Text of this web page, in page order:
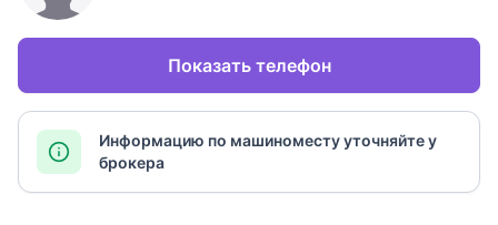
Показать телефон
Информацию по машиноместу уточняйте у
брокера